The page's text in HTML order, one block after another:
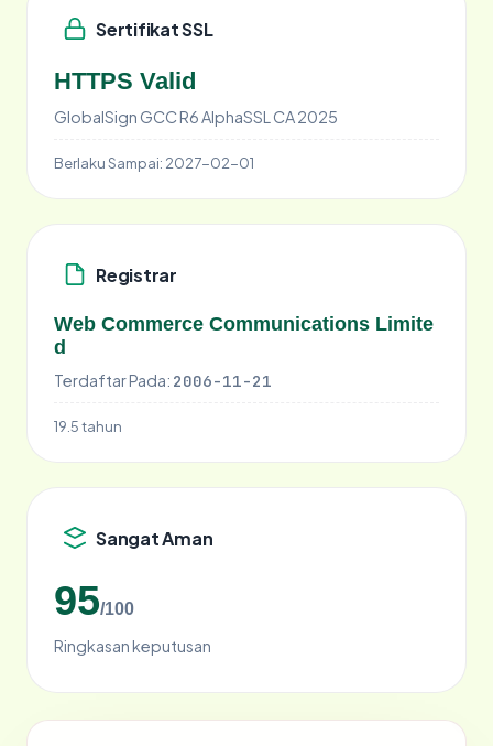
Sertifikat SSL
HTTPS Valid
GlobalSign GCC R6 AlphaSSL CA 2025
Berlaku Sampai: 2027-02-01
Registrar
Web Commerce Communications Limite
d
Terdaftar Pada: 2006-11-21
19.5 tahun
Sangat Aman
95/100
Ringkasan keputusan